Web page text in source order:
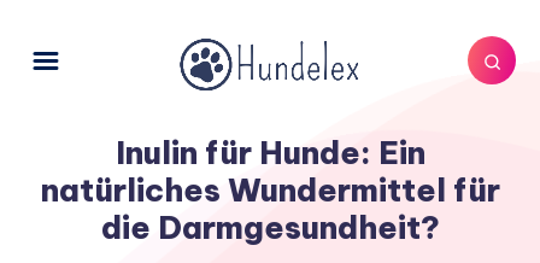
Inulin für Hunde: Ein
natürliches Wundermittel für
die Darmgesundheit?